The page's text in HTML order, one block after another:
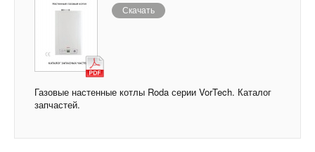
Скачать
Газовые настенные котлы Roda серии VorTech. Каталог
запчастей.